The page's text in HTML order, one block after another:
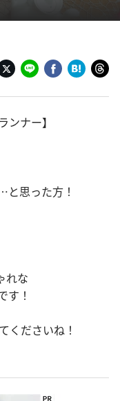
ナー】
思った方！
れな
す！
くださいね！